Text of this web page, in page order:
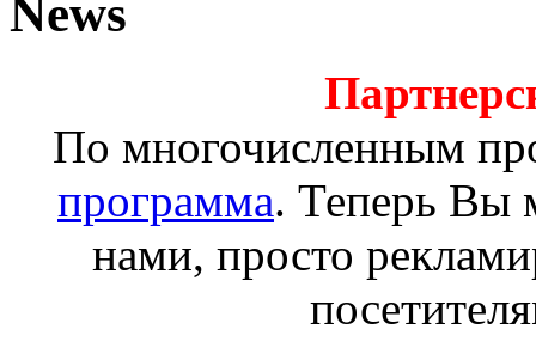
News
По многочисленным
программа. Теперь Вы
нами, просто